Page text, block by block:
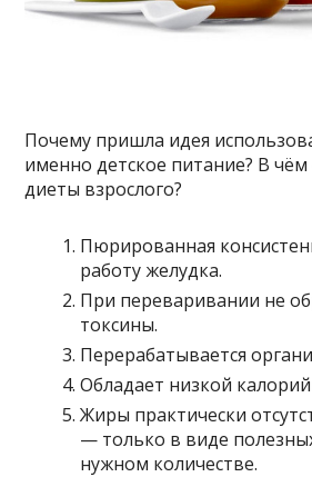
Почему пришла идея
именно детское питание? В чём
диеты взрослого?
Пюрированная
работу желудка.
При переваривании не
токсины.
Перерабатывается
Обладает низкой
Жиры практически
— только в виде
нужном количестве.